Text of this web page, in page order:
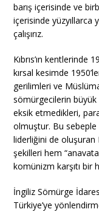
barış içerisinde ve
içerisinde yüzyıllarca
çalışırız.
Kıbrıs’ın kentlerinde
kırsal kesimde
gerilimleri ve
sömürgecilerin büyük
eksik etmedikleri,
olmuştur. Bu sebeple
liderliğini de
şekilleri hem
komünizm karşıtı bir
İngiliz Sömürge
Türkiye’ye